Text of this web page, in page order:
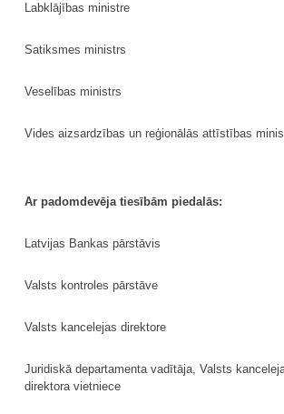
Labklājības ministre
Satiksmes ministrs
Veselības ministrs
Vides aizsardzības un reģionālās attīstības
Ar padomdevēja tiesībām piedalās:
Latvijas Bankas pārstāvis
Valsts kontroles pārstāve
Valsts kancelejas direktore
Juridiskā departamenta vadītāja, Valsts
direktora vietniece